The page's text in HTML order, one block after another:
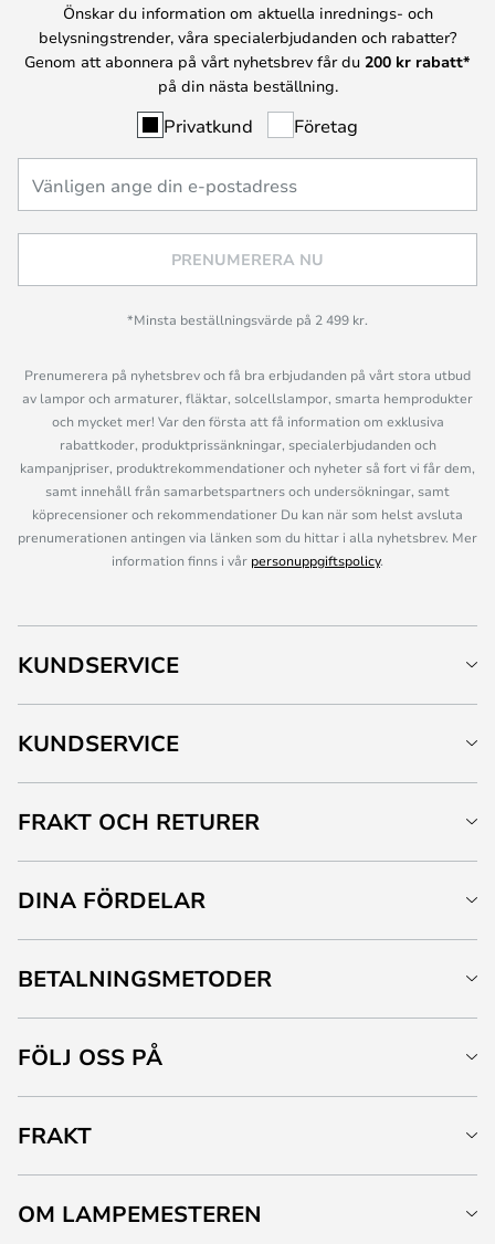
Önskar du information om aktuella inrednings- och
belysningstrender, våra specialerbjudanden och rabatter?
Genom att abonnera på vårt nyhetsbrev får du 200 kr rabatt*
på din nästa beställning.
Privatkund Företag
PRENUMERERA NU
*Minsta beställningsvärde på 2 499 kr.
Prenumerera på nyhetsbrev och få bra erbjudanden på vårt stora utbud
av lampor och armaturer, fläktar, solcellslampor, smarta hemprodukter
och mycket mer! Var den första att få information om exklusiva
rabattkoder, produktprissänkningar, specialerbjudanden och
kampanjpriser, produktrekommendationer och nyheter så fort vi får dem,
samt innehåll från samarbetspartners och undersökningar, samt
köprecensioner och rekommendationer Du kan när som helst avsluta
prenumerationen antingen via länken som du hittar i alla nyhetsbrev. Mer
information finns i vår personuppgiftspolicy.
KUNDSERVICE
KUNDSERVICE
FRAKT OCH RETURER
DINA FÖRDELAR
BETALNINGSMETODER
FÖLJ OSS PÅ
FRAKT
OM LAMPEMESTEREN